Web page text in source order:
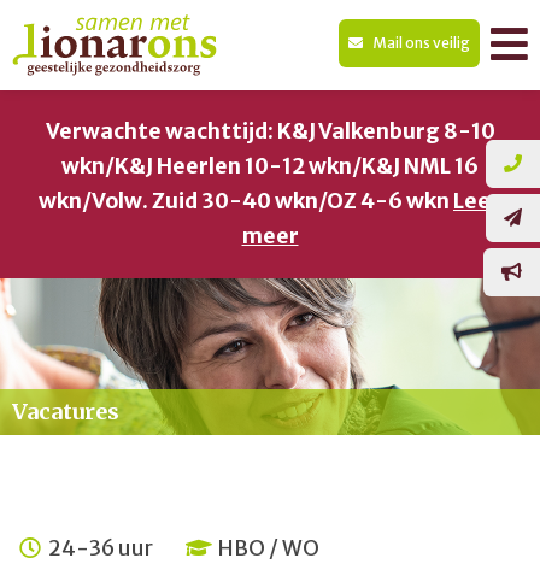
Mail ons veilig
Verwachte wachttijd: K&J Valkenburg 8-10
wkn/K&J Heerlen 10-12 wkn/K&J NML 16
wkn/Volw. Zuid 30-40 wkn/OZ 4-6 wkn Lees
meer
Vacatures
24-36 uur
HBO / WO